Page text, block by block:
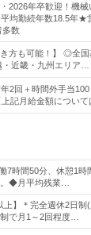
・2026年卒歓迎！機
均勤続年数18.5年★
多数
き方も可能！】 ◎全
近畿・九州エリア…
2回＋時間外手当
記月給金額について
7時間50分、休憩1
◆月平均残業…
上】＊完全週休2日
で月1～2回程度…